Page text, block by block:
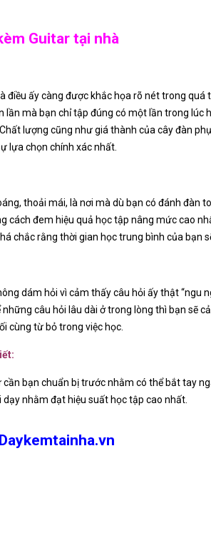
Guitar tại nhà
ấy càng được khắc họa rõ nét trong quá
mà bạn chỉ tập đúng có một lần trong lúc
lượng cũng như giá thành của cây đàn
lựa chọn chính xác nhất.
thoải mái, là nơi mà dù bạn có đánh đàn
cách đem hiệu quả học tập nâng mức cao
chắc rằng thời gian học trung bình của bạn
dám hỏi vì cảm thấy câu hỏi ấy thật “ngu
câu hỏi lâu dài ở trong lòng thì bạn sẽ
cùng từ bỏ trong việc học.
bạn chuẩn bị trước nhằm có thể bắt tay
nhằm đạt hiệu suất học tập cao nhất.
Daykemtainha.vn